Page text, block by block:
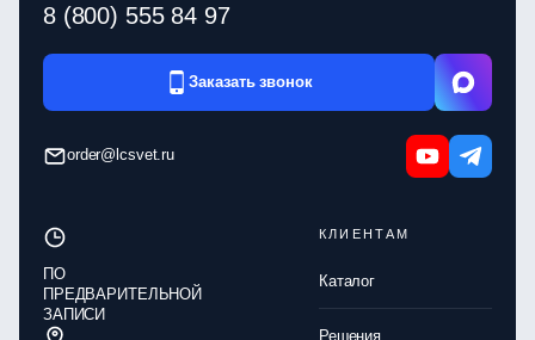
8 (800) 555 84 97
Заказать звонок
order@lcsvet.ru
КЛИЕНТАМ
Каталог
Решения
ПО
ПРЕДВАРИТЕЛЬНОЙ
ЗАПИСИ